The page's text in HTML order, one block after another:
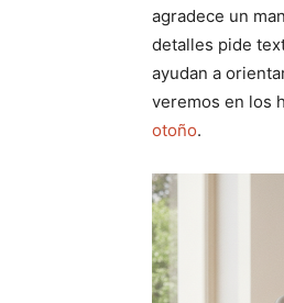
agradece un
detalles pide
ayudan a
veremos en los
otoño.